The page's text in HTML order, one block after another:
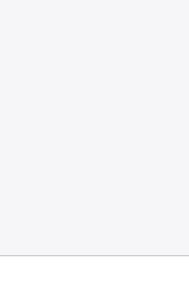
Продължи с Google